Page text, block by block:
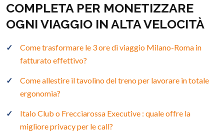
COMPLETA PER MONETIZZARE
OGNI VIAGGIO IN ALTA VELOCITÀ
Come trasformare le 3 ore di viaggio Milano-Roma in
fatturato effettivo?
Come allestire il tavolino del treno per lavorare in totale
ergonomia?
Italo Club o Frecciarossa Executive : quale offre la
migliore privacy per le call?